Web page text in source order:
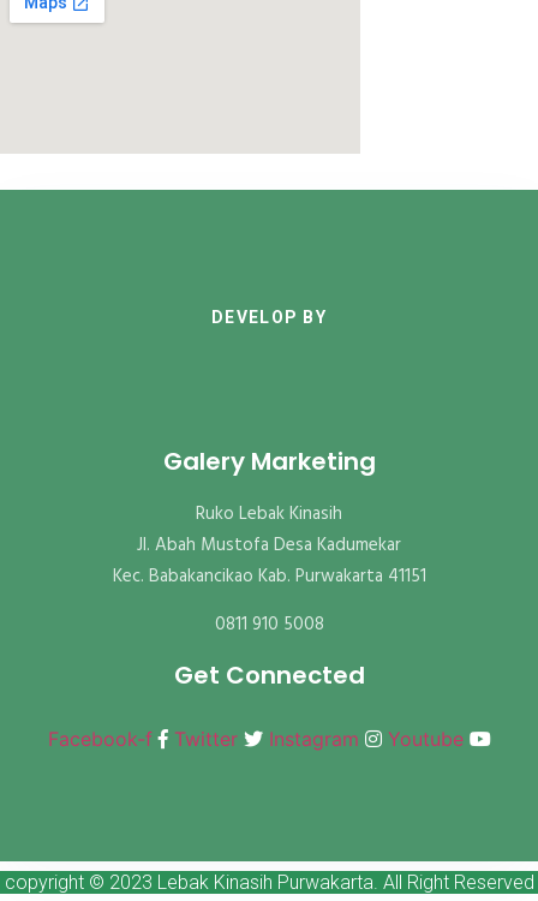
DEVELOP BY
Galery Marketing
Ruko Lebak Kinasih
Jl. Abah Mustofa Desa Kadumekar
Kec. Babakancikao Kab. Purwakarta 41151
0811 910 5008
Get Connected
Facebook-f Twitter Instagram Youtube
copyright © 2023 Lebak Kinasih Purwakarta. All Right Reserved